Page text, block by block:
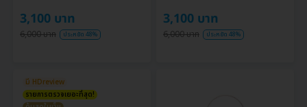
3,100 บาท
6,000 บาท ประหยัด 48%
3,100 บาท
6,000 บาท ประหยัด 48%
มี HDreview
รายการตรวจเยอะที่สุด!